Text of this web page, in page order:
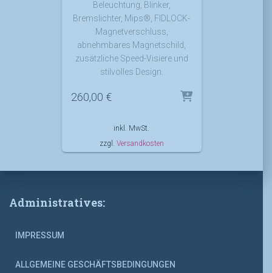
Beleuchtung, Blinker,
Bremslichter, Mips®, FIDLOCK-
Magnetverschluss,
abnehmbares Magnetschild,
zusätzliche Speed-Visiere und
stilvolles Design.
260,00 €
inkl. MwSt.
zzgl. Versandkosten
Administratives:
IMPRESSUM
ALLGEMEINE GESCHÄFTSBEDINGUNGEN